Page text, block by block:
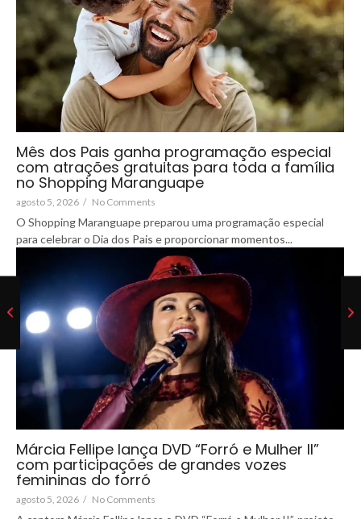
Mês dos Pais ganha programação especial
com atrações gratuitas para toda a família
no Shopping Maranguape
agosto 5, 2026 / No Comments
O Shopping Maranguape preparou uma programação especial
para celebrar o Dia dos Pais e proporcionar momentos...
Márcia Fellipe lança DVD “Forró e Mulher II”
com participações de grandes vozes
femininas do forró
agosto 5, 2026 / No Comments